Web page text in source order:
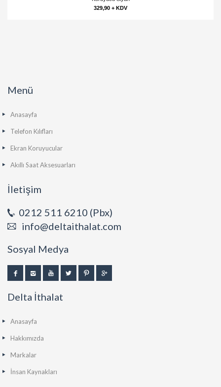
329,90 + KDV
Menü
Anasayfa
Telefon Kılıfları
Ekran Koruyucular
Akıllı Saat Aksesuarları
İletişim
0212 511 6210 (Pbx)
info@deltaithalat.com
Sosyal Medya
Delta İthalat
Anasayfa
Hakkımızda
Markalar
İnsan Kaynakları